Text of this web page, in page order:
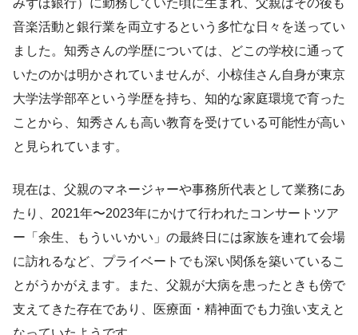
音楽活動と銀行業を両立するという多忙な日々を送ってい
ました。知秀さんの学歴については、どこの学校に通って
いたのかは明かされていませんが、小椋佳さん自身が東京
大学法学部卒という学歴を持ち、知的な家庭環境で育った
ことから、知秀さんも高い教育を受けている可能性が高い
と見られています。
現在は、父親のマネージャーや事務所代表として業務にあ
たり、2021年〜2023年にかけて行われたコンサートツア
ー「余生、もういいかい」の最終日には家族を連れて会場
に訪れるなど、プライベートでも深い関係を築いているこ
とがうかがえます。また、父親が大病を患ったときも傍で
支えてきた存在であり、医療面・精神面でも力強い支えと